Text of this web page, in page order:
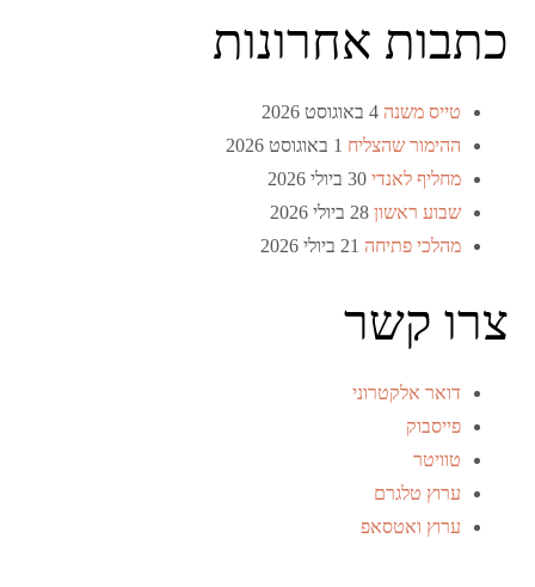
כתבות אחרונות
טייס משנה 4 באוגוסט 2026
ההימור שהצליח 1 באוגוסט 2026
מחליף לאנדי 30 ביולי 2026
שבוע ראשון 28 ביולי 2026
מהלכי פתיחה 21 ביולי 2026
צרו קשר
דואר אלקטרוני
פייסבוק
טוויטר
ערוץ טלגרם
ערוץ ואטסאפ